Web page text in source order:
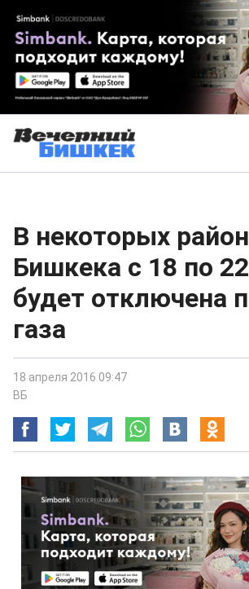
В некоторых
Бишкека с 18 по
будет отключена
газа
18 апреля 2016 09:47
ВБ